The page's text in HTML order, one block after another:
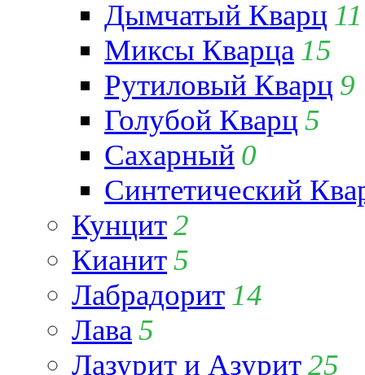
Дымчатый Кварц 11
Миксы Кварца 15
Рутиловый Кварц 9
Голубой Кварц 5
Сахарный 0
Синтетический
Кунцит2
Кианит5
Лабрадорит 14
Лава 5
Лазурит и Азурит25